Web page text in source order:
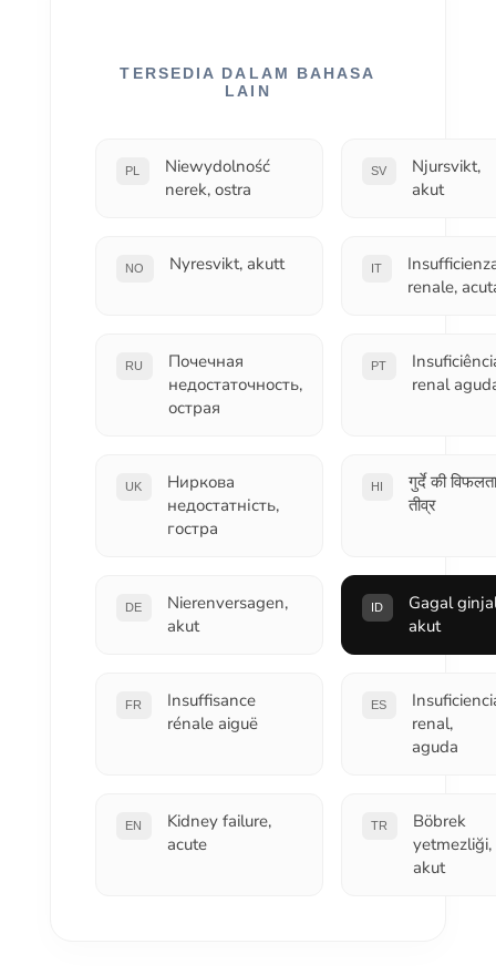
TERSEDIA DALAM BAHASA
LAIN
PL
Niewydolność
nerek, ostra
SV
Njursvikt,
akut
NO Nyresvikt, akutt IT
renale,
RU
Почечная
недостаточность,
острая
PT
renal
UK
Ниркова
недостатність,
гостра
HI
गुर्दे की
तीव्र
DE
Nierenversagen,
akut
ID
Gagal
akut
FR
Insuffisance
rénale aiguë
ES
renal,
aguda
EN
Kidney failure,
acute
TR
Böbrek
yetmezliği,
akut